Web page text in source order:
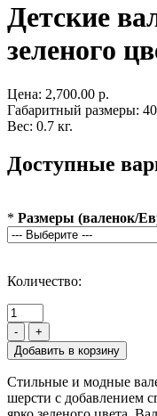
Детские
зеленого
Цена: 2,700.00 р.
Габаритный размеры:
Вес: 0.7 кг.
Доступные
* Размеры (валенок/
Количество:
- +
Стильные и модные
шерсти с добавлением